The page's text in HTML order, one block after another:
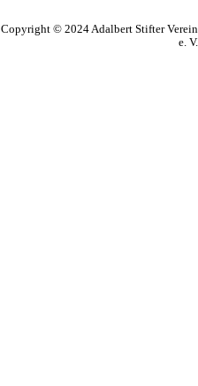
Copyright © 2024 Adalbert Stifter Verein
e. V.